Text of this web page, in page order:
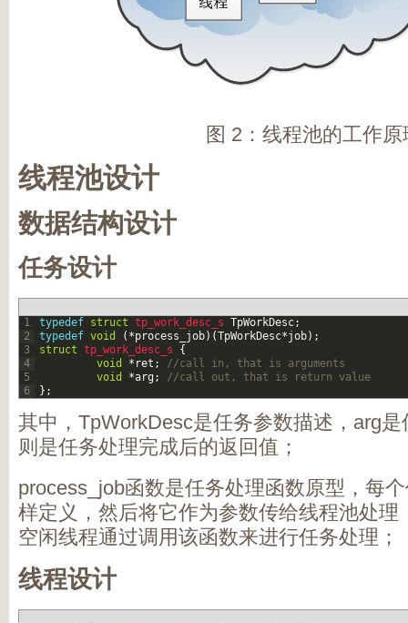
图 2：线程池的工作原
线程池设计
数据结构设计
任务设计
1
2
3
4
5
6
typedef struct tp_work_desc_s TpWorkDesc;
typedef void ( *process_job) (TpWorkDesc*job) ;
struct tp_work_desc_s
{
void
* ret ;
//call in, that is arguments
void
*arg ;
//call out, that is return value
} ;
其中，TpWorkDesc是任务参数描述，arg
则是任务处理完成后的返回值；
process_job函数是任务处理函数原型，每
样定义，然后将它作为参数传给线程池处理
空闲线程通过调用该函数来进行任务处理；
线程设计